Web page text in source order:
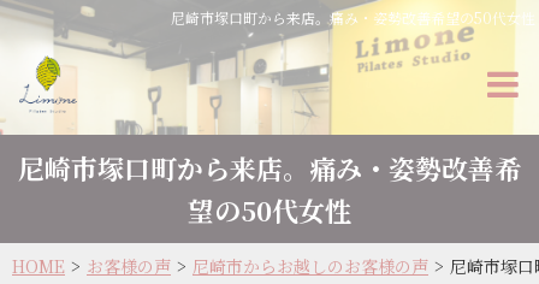
尼崎市塚口町から来店。痛み・姿勢改善希望の50代女性
尼崎市塚口町から来店。痛み・姿勢改善希
望の50代女性
HOME お客様の声 尼崎市からお越しのお客様の声 尼崎市塚